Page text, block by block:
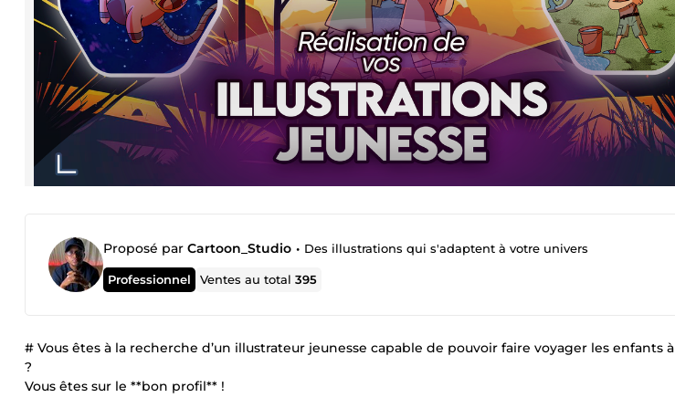
Proposé par Cartoon_Studio • Des illustrations qui s'adaptent à votre univers
Professionnel Ventes au total395
# Vous êtes à la recherche d’un illustrateur jeunesse capable de pouvoir faire voyager les enfants
?
Vous êtes sur le **bon profil** !